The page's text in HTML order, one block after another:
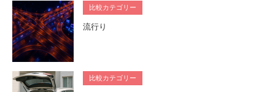
比較カテゴリー
流行り
比較カテゴリー